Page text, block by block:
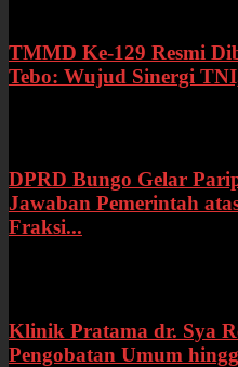
TMMD Ke-129 Resmi
Tebo: Wujud Sinergi
DPRD Bungo Gelar
Jawaban Pemerintah
Fraksi...
Klinik Pratama dr. Sya
Pengobatan Umum